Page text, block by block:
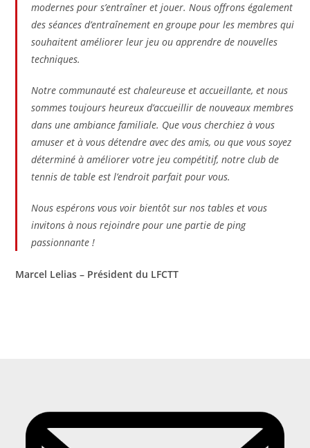
modernes pour s’entraîner et jouer. Nous offrons également
des séances d’entraînement en groupe pour les membres qui
souhaitent améliorer leur jeu ou apprendre de nouvelles
techniques.
Notre communauté est chaleureuse et accueillante, et nous
sommes toujours heureux d’accueillir de nouveaux membres
dans une ambiance familiale. Que vous cherchiez à vous
amuser et à vous détendre avec des amis, ou que vous soyez
déterminé à améliorer votre jeu compétitif, notre club de
tennis de table est l’endroit parfait pour vous.
Nous espérons vous voir bientôt sur nos tables et vous
invitons à nous rejoindre pour une partie de ping
passionnante !
Marcel Lelias – Président du LFCTT